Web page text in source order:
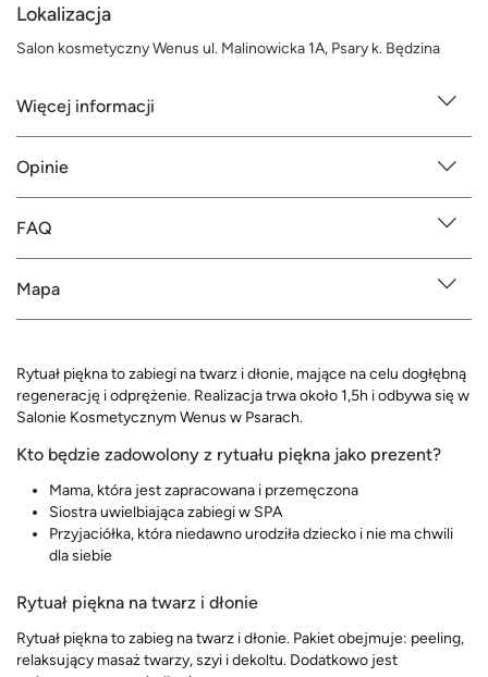
Lokalizacja
Salon kosmetyczny Wenus ul. Malinowicka 1A, Psary k. Będzina
Więcej informacji
Opinie
FAQ
Mapa
Rytuał piękna to zabiegi na twarz i dłonie, mające na celu dogłębną
regenerację i odprężenie. Realizacja trwa około 1,5h i odbywa się w
Salonie Kosmetycznym Wenus w Psarach.
Kto będzie zadowolony z rytuału piękna jako prezent?
Mama, która jest zapracowana i przemęczona
Siostra uwielbiająca zabiegi w SPA
Przyjaciółka, która niedawno urodziła dziecko i nie ma chwili
dla siebie
Rytuał piękna na twarz i dłonie
Rytuał piękna to zabieg na twarz i dłonie. Pakiet obejmuje: peeling,
relaksujący masaż twarzy, szyi i dekoltu. Dodatkowo jest